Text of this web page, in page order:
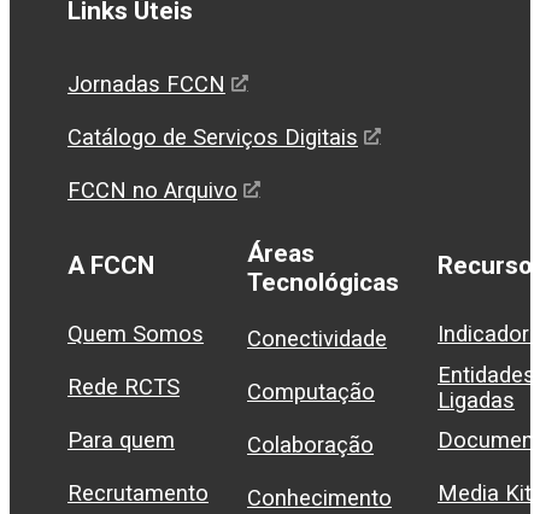
Links Úteis
Jornadas FCCN
Catálogo de Serviços Digitais
FCCN no Arquivo
A FCCN
Quem Somos
Rede RCTS
Para quem
Recrutamento
Áreas
Tecnológicas
Conectividade
Computação
Colaboração
Conhecimento
Entidades
Ligadas
Media Kit